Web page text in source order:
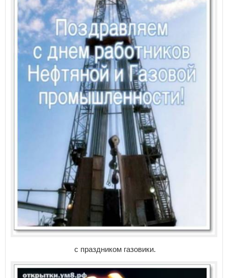
с праздником газовики.